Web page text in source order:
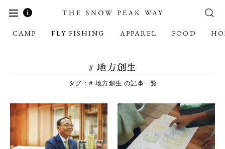
CAMP FLY FISHING APPAREL FOOD
# 地方創生
タグ：# 地方創生 の記事一覧